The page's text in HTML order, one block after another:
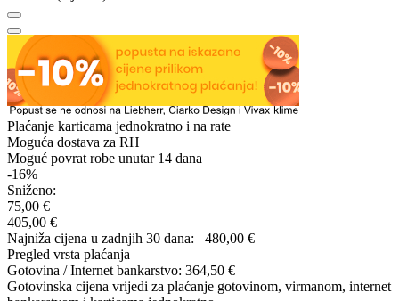
Plaćanje karticama jednokratno i na rate
Moguća dostava za RH
Moguć povrat robe unutar 14 dana
-16%
Sniženo:
75,00 €
405,00 €
Najniža cijena u zadnjih 30 dana: 480,00 €
Pregled vrsta plaćanja
Gotovina / Internet bankarstvo: 364,50 €
Gotovinska cijena vrijedi za plaćanje gotovinom, virmanom, internet